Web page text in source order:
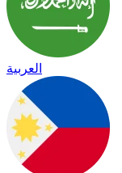
العربية